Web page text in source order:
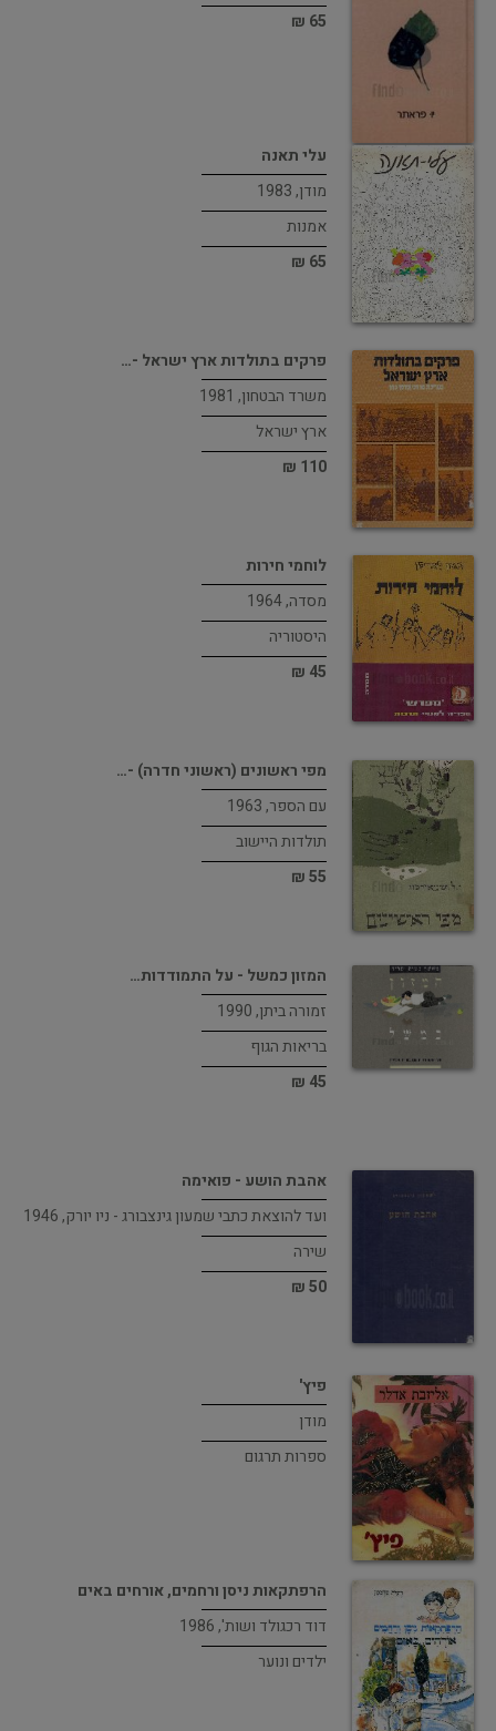
65 ₪
עלי תאנה
מודן, 1983
אמנות
65 ₪
פרקים בתולדות ארץ ישראל -…
משרד הבטחון, 1981
ארץ ישראל
110 ₪
לוחמי חירות
מסדה, 1964
היסטוריה
45 ₪
מפי ראשונים (ראשוני חדרה) -…
עם הספר, 1963
תולדות היישוב
55 ₪
המזון כמשל - על התמודדות…
זמורה ביתן, 1990
בריאות הגוף
45 ₪
אהבת הושע - פואימה
ועד להוצאת כתבי שמעון גינצבורג - ניו יורק, 1946
שירה
50 ₪
פיץ'
מודן
ספרות תרגום
הרפתקאות ניסן ורחמים, אורחים באים
דוד רכגולד ושות', 1986
ילדים ונוער